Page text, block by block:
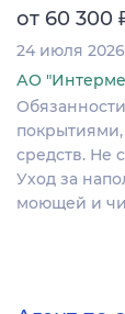
от 60 300
24 июля 2026
АО
покрытиями,
средств. Не
Уход за
моющей и